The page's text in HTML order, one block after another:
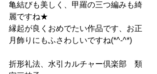
亀結びも美しく、甲羅の三つ編みも綺
麗ですね★
縁起が良くおめでたい作品です、お正
月飾りにもふさわしいですね(*^-^*)
折形礼法、水引カルチャー倶楽部　類